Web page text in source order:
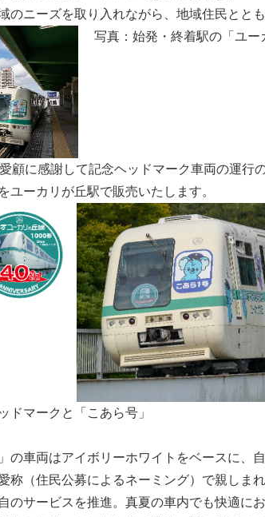
のニーズを取り入れながら、地域住民とと
写真：始発・終着駅の「ユー
顧に感謝して記念ヘッドマーク車両の運行
ユーカリが丘駅で販売いたします。
ドマークと「こあら号」
の車両はアイボリーホワイトをベースに、
称（住民公募によるネーミング）で親しま
のサービスを推進。真夏の車内でも快適に
Japanese
English